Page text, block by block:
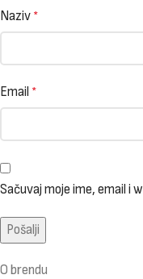
Naziv *
Email *
Sačuvaj moje ime, email i
O brendu